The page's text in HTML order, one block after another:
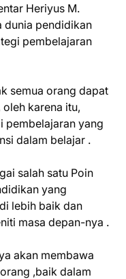
Heriyus M.
dunia pendidikan
pembelajaran
semua orang dapat
karena itu,
pembelajaran yang
dalam belajar .
salah satu Poin
yang
lebih baik dan
masa depan-nya .
akan membawa
,baik dalam